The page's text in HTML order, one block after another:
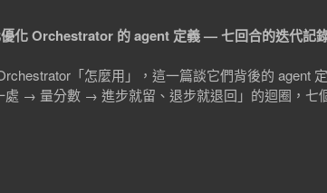
化 Orchestrator 的 agent 定義 — 七回合的迭代記
「怎麼用」，這一篇談它們背後的 agent
處 → 量分數 → 進步就留、退步就退回」的迴圈，七